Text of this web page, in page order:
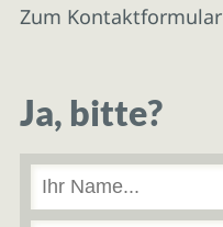
Zum Kontaktformular
Ja, bitte?